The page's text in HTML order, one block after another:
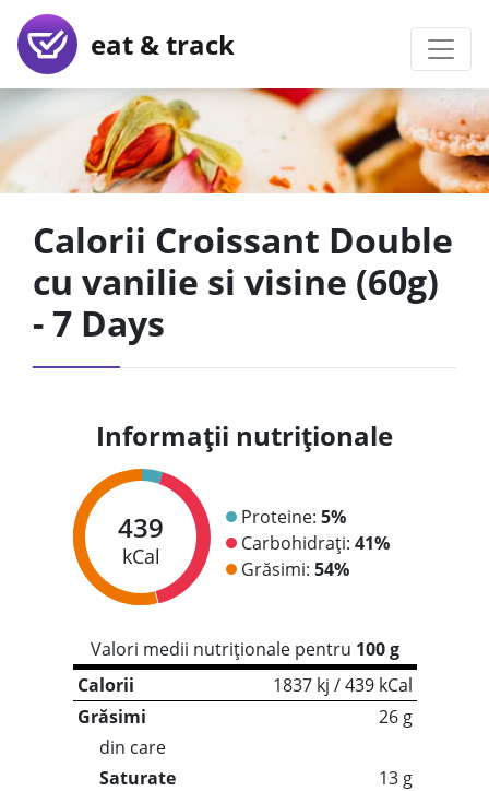
eat & track
Calorii Croissant Double
cu vanilie si visine (60g)
- 7 Days
Informații nutriționale
439
kCal
Proteine: 5%
Carbohidrați: 41%
Grăsimi: 54%
Valori medii nutriționale pentru 100 g
Calorii
1837 kj / 439 kCal
Grăsimi
26 g
din care
Saturate
13 g